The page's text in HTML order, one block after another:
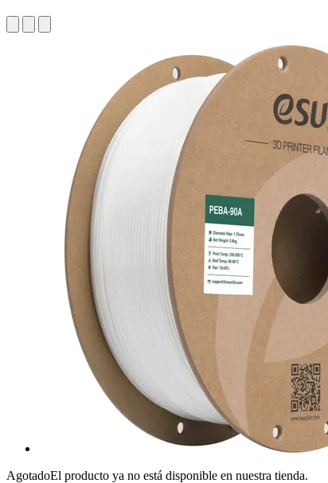
AgotadoEl producto ya no está disponible en nuestra tienda.